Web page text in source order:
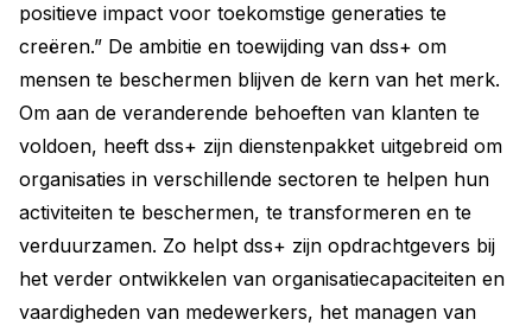
positieve impact voor toekomstige generaties te
creëren.” De ambitie en toewijding van dss+ om
mensen te beschermen blijven de kern van het merk.
Om aan de veranderende behoeften van klanten te
voldoen, heeft dss+ zijn dienstenpakket uitgebreid om
organisaties in verschillende sectoren te helpen hun
activiteiten te beschermen, te transformeren en te
verduurzamen. Zo helpt dss+ zijn opdrachtgevers bij
het verder ontwikkelen van organisatiecapaciteiten en
vaardigheden van medewerkers, het managen van